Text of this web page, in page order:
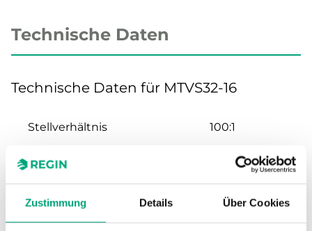
Zustimmung Details Über Cookies
Technische Daten
Technische Daten für MTVS32-16
Stellverhältnis 100:1
Hub 20 mm
Nennweite DN32